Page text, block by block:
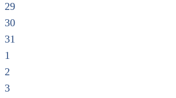
29
30
31
1
2
3